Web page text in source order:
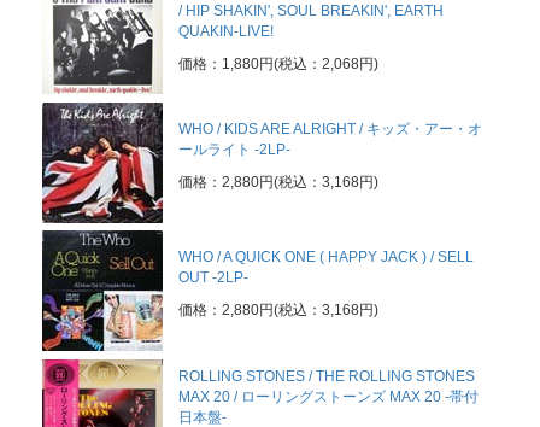
/ HIP SHAKIN', SOUL BREAKIN', EARTH
QUAKIN-LIVE!
価格：1,880円(税込：2,068円)
WHO / KIDS ARE ALRIGHT / キッズ・アー・オ
ールライト -2LP-
価格：2,880円(税込：3,168円)
WHO / A QUICK ONE ( HAPPY JACK ) / SELL
OUT -2LP-
価格：2,880円(税込：3,168円)
ROLLING STONES / THE ROLLING STONES
MAX 20 / ローリングストーンズ MAX 20 -帯付
日本盤-